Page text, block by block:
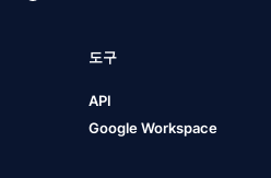
도구
API
Google Workspace